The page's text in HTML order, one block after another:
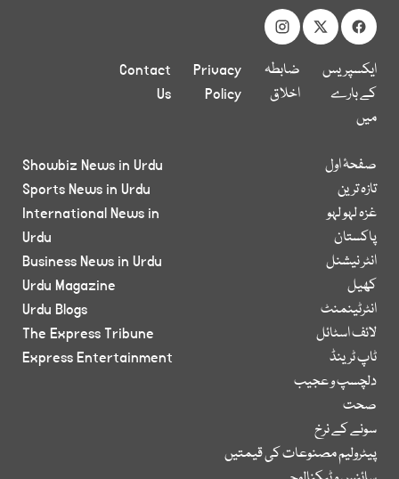
ایکسپریس
کے بارے
میں
ضابطہ
اخلاق
Privacy
Policy
Contact
Us
صفحۂ اول
تازہ ترین
غزہ لہو لہو
پاکستان
انٹر نیشنل
کھیل
انٹرٹینمنٹ
لائف اسٹائل
ٹاپ ٹرینڈ
دلچسپ و عجیب
صحت
سونے کے نرخ
پیٹرولیم مصنوعات کی قیمتیں
Showbiz News in Urdu
Sports News in Urdu
International News in
Urdu
Business News in Urdu
Urdu Magazine
Urdu Blogs
The Express Tribune
Express Entertainment